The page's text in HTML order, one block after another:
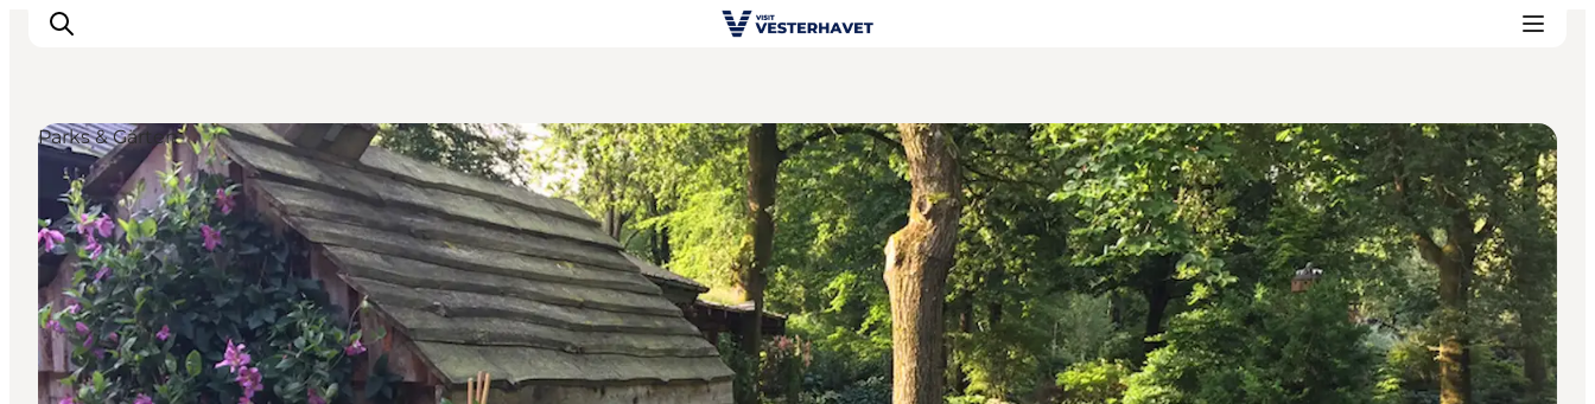
Events
Erlebnisse
Unsere Städte
Essen & Übernachtung
Tickets kaufen
Plane deine Reise
Parks & Gärten